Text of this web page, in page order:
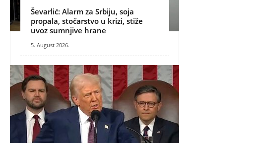
Ševarlić: Alarm za Srbiju, soja
propala, stočarstvo u krizi, stiže
uvoz sumnjive hrane
5. August 2026.